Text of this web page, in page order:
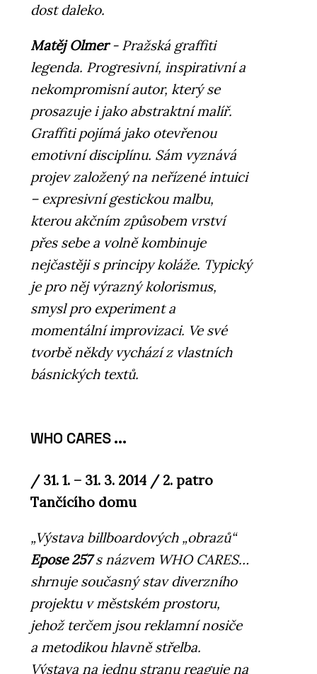
dost daleko.
Matěj Olmer- Pražská graffiti
legenda. Progresivní, inspirativní a
nekompromisní autor, který se
prosazuje i jako abstraktní malíř.
Graffiti pojímá jako otevřenou
emotivní disciplínu. Sám vyznává
projev založený na neřízené intuici
– expresivní gestickou malbu,
kterou akčním způsobem vrství
přes sebe a volně kombinuje
nejčastěji s principy koláže. Typický
je pro něj výrazný kolorismus,
smysl pro experiment a
momentální improvizaci. Ve své
tvorbě někdy vychází z vlastních
básnických textů.
WHO CARES ...
/ 31. 1. – 31. 3. 2014 / 2. patro
Tančícího domu
„Výstava billboardových „obrazů“
Epose 257s názvem WHO CARES…
shrnuje současný stav diverzního
projektu v městském prostoru,
jehož terčem jsou reklamní nosiče
a metodikou hlavně střelba.
Výstava na jednu stranu reaguje na